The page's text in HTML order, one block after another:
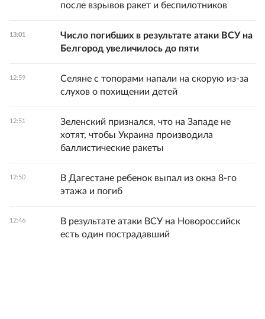
после взрывов ракет и беспилотников
13:01
Число погибших в результате атаки ВСУ на
Белгород увеличилось до пяти
12:59
Селяне с топорами напали на скорую из-за
слухов о похищении детей
12:51
Зеленский признался, что на Западе не
хотят, чтобы Украина производила
баллистические ракеты
12:50
В Дагестане ребенок выпал из окна 8-го
этажа и погиб
12:46
В результате атаки ВСУ на Новороссийск
есть один пострадавший